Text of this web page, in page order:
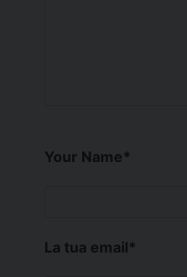
Your Name*
La tua email*